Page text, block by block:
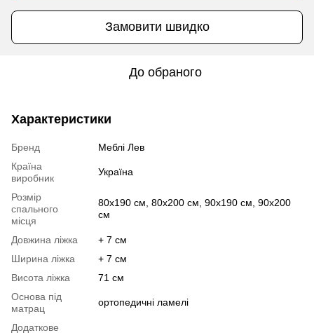
Замовити швидко
До обраного
Характеристики
Бренд
Меблі Лев
Країна
виробник
Україна
Розмір
спального
місця
80х190 см, 80x200 см, 90х190 см, 90х200
см
Довжина ліжка
+ 7 см
Ширина ліжка
+ 7 см
Висота ліжка
71 см
Основа під
матрац
ортопедичні ламелі
Додаткове